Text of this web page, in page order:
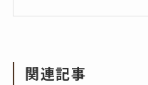
関連記事